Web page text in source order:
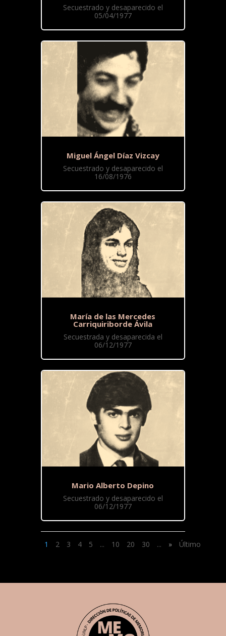
Secuestrado y desaparecido el
05/04/1977
Miguel Ángel Díaz Vizcay
Secuestrado y desaparecido el
16/08/1976
María de las Mercedes
Carriquiriborde Ávila
Secuestrada y desaparecida el
06/12/1977
Mario Alberto Depino
Secuestrado y desaparecido el
06/12/1977
1 2 3 4 5 ... 10 20 30 ... » Último